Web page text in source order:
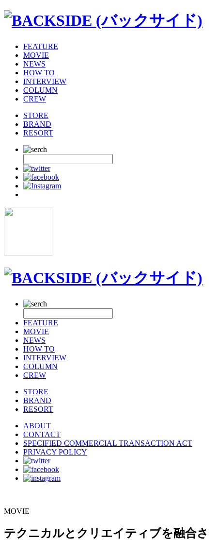
FEATURE
MOVIE
NEWS
HOW TO
INTERVIEW
COLUMN
CREW
STORE
BRAND
RESORT
FEATURE
MOVIE
NEWS
HOW TO
INTERVIEW
COLUMN
CREW
STORE
BRAND
RESORT
ABOUT
CONTACT
SPECIFIED COMMERCIAL TRANSACTION ACT
PRIVACY POLICY
MOVIE
テクニカルとクリエイティブを融合さ